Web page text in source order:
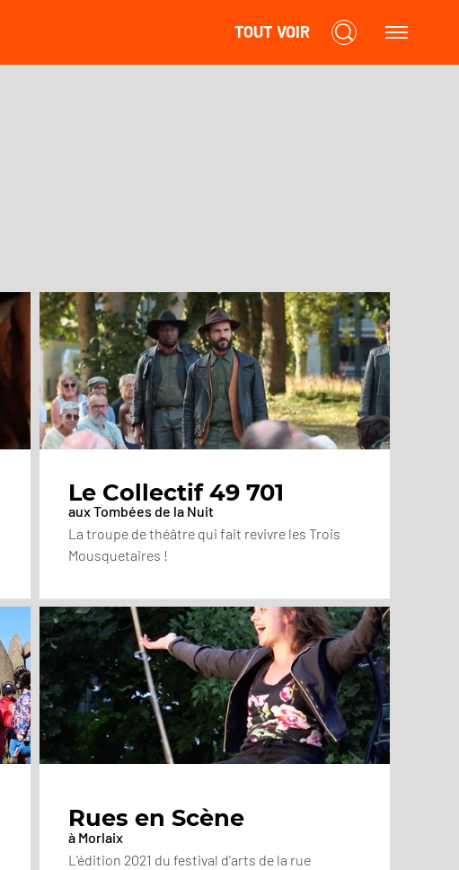
TOUT VOIR
Le Collectif 49 701
aux Tombées de la Nuit
La troupe de théâtre qui fait revivre les Trois
Mousquetaires !
Rues en Scène
à Morlaix
L'édition 2021 du festival d'arts de la rue